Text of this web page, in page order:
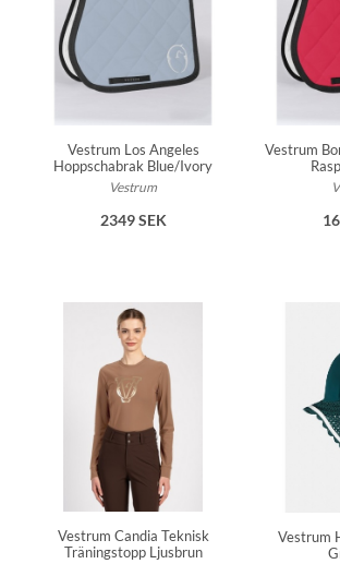
Vestrum Los Angeles
Hoppschabrak Blue/Ivory
Vestrum
2349 SEK
Vestrum
Vestrum Candia Teknisk
Träningstopp Ljusbrun
Vestrum